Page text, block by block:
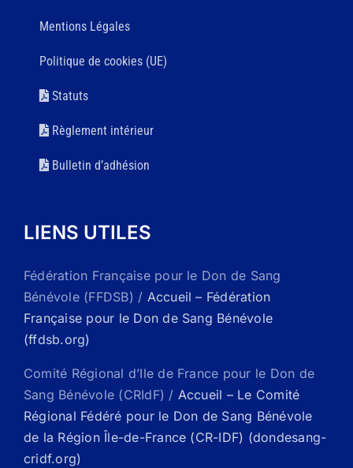
Mentions Légales
Politique de cookies (UE)
Statuts
Règlement intérieur
Bulletin d’adhésion
LIENS UTILES
Fédération Française pour le Don de Sang
Bénévole (FFDSB) / Accueil – Fédération
Française pour le Don de Sang Bénévole
(ffdsb.org)
Comité Régional d’Ile de France pour le Don de
Sang Bénévole (CRIdF) / Accueil – Le Comité
Régional Fédéré pour le Don de Sang Bénévole
de la Région Île-de-France (CR-IDF) (dondesang-
cridf.org)